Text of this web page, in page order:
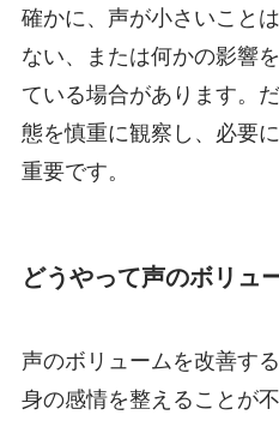
確かに、声が小さいこと
ない、または何かの影響
ている場合があります。
態を慎重に観察し、必要
重要です。
どうやって声のボリュ
声のボリュームを改善す
身の感情を整えることが